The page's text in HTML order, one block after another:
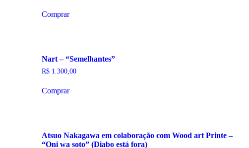
Comprar
Nart – “Semelhantes”
R$1.300,00
Comprar
Atsuo Nakagawa em colaboração com Wood art Printe –
“Oni wa soto” (Diabo está fora)